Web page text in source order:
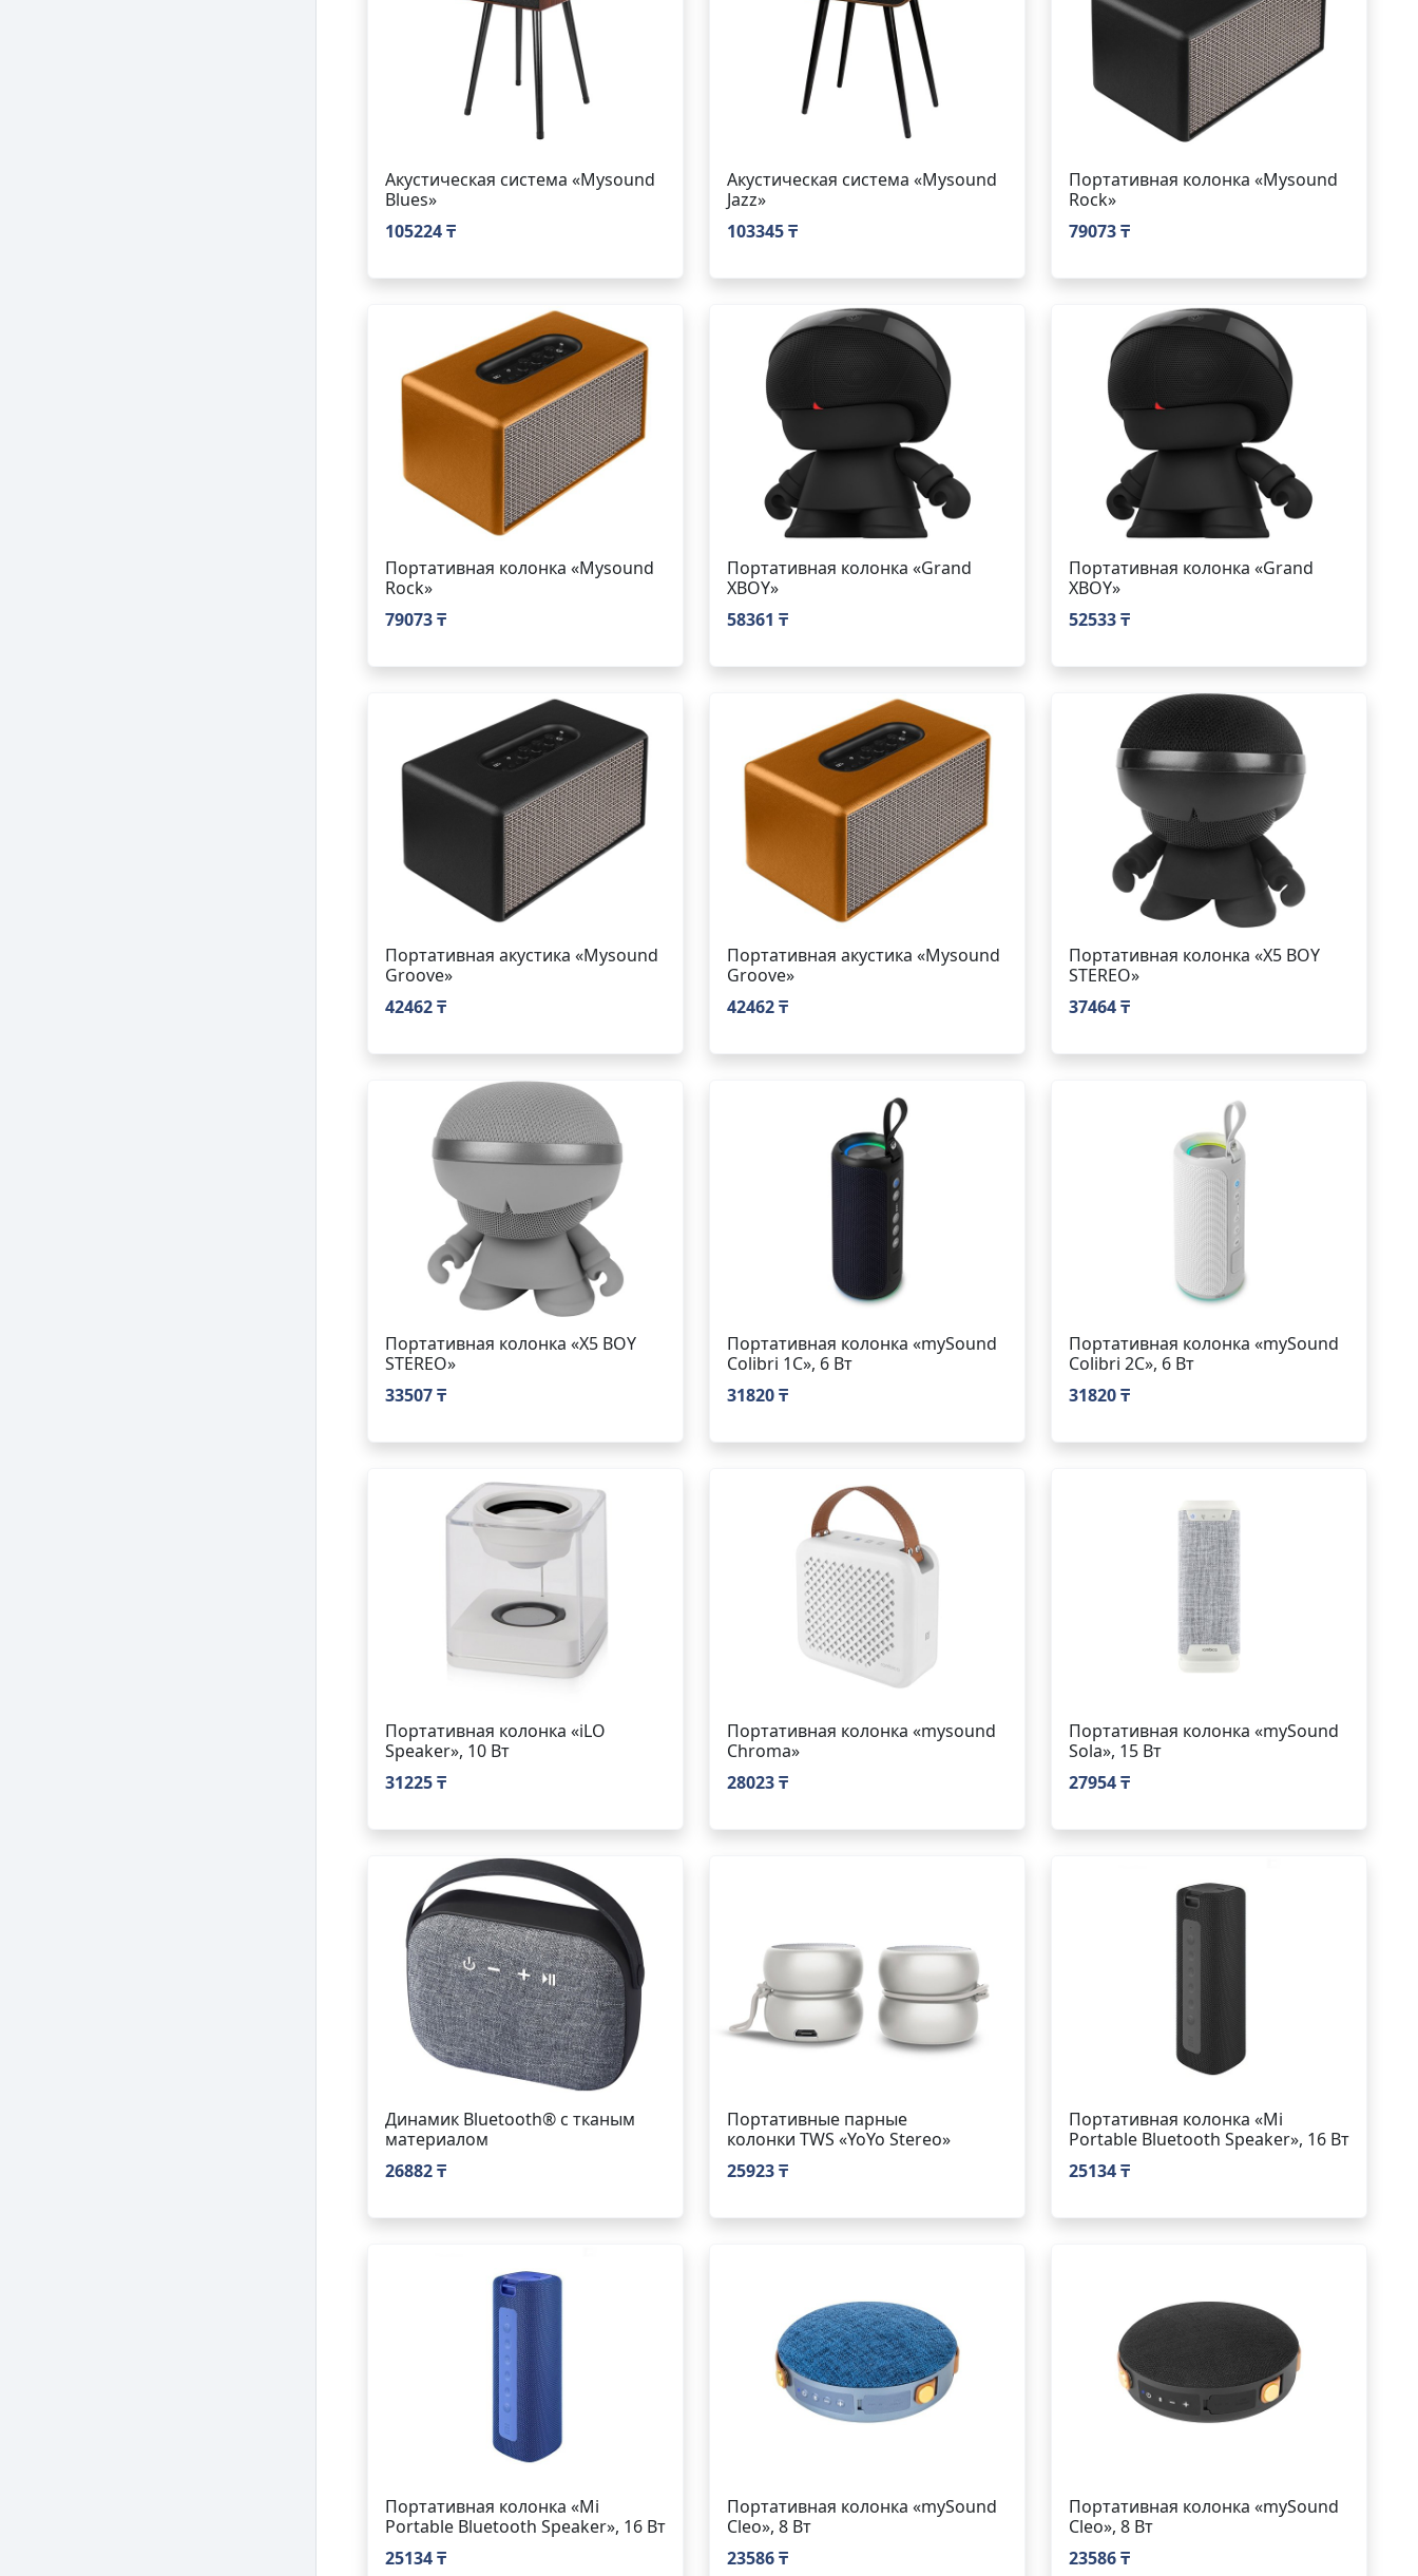
Акустическая система «Mysound
Blues»
105224 ₸
Акустическая система «Mysound
Jazz»
103345 ₸
Портативная колонка «Mysound
Rock»
79073 ₸
Портативная колонка «Mysound
Rock»
79073 ₸
Портативная колонка «Grand
XBOY»
58361 ₸
Портативная колонка «Grand
XBOY»
52533 ₸
Портативная акустика «Mysound
Groove»
42462 ₸
Портативная акустика «Mysound
Groove»
42462 ₸
Портативная колонка «X5 BOY
STEREO»
37464 ₸
Портативная колонка «X5 BOY
STEREO»
33507 ₸
Портативная колонка «mySound
Colibri 1C», 6 Вт
31820 ₸
Портативная колонка «mySound
Colibri 2C», 6 Вт
31820 ₸
Портативная колонка «iLO
Speaker», 10 Вт
31225 ₸
Портативная колонка «mysound
Chroma»
28023 ₸
Портативная колонка «mySound
Sola», 15 Вт
27954 ₸
Динамик Bluetooth® с тканым
материалом
26882 ₸
Портативные парные
колонки TWS «YoYo Stereo»
25923 ₸
Портативная колонка «Mi
Portable Bluetooth Speaker», 16 Вт
25134 ₸
Портативная колонка «Mi
Portable Bluetooth Speaker», 16 Вт
25134 ₸
Портативная колонка «mySound
Cleo», 8 Вт
23586 ₸
Портативная колонка «mySound
Cleo», 8 Вт
23586 ₸